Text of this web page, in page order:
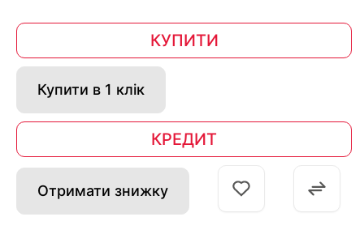
КУПИТИ
Купити в 1 клік
КРЕДИТ
Отримати знижку